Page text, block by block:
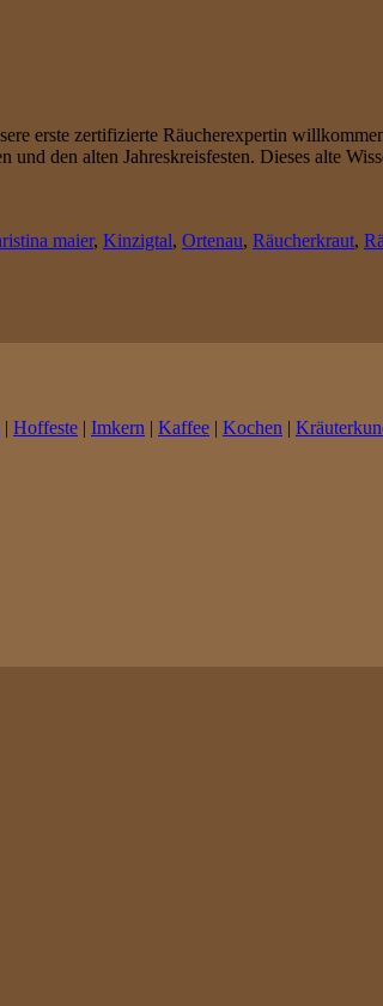
erste zertifizierte Räucherexpertin
und den alten Jahreskreisfesten. Dieses alte
maier, Kinzigtal, Ortenau, Räucherkraut,
| Hoffeste | Imkern | Kaffee | Kochen |